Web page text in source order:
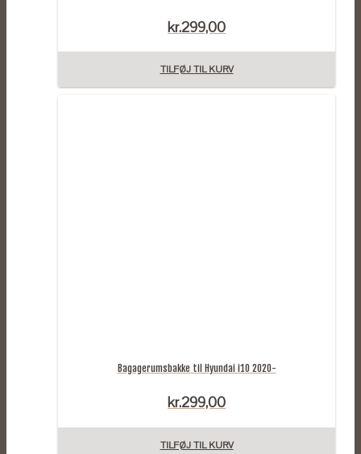
kr.299,00
TILFØJ TIL KURV
Bagagerumsbakke til Hyundai i10 2020-
kr.299,00
TILFØJ TIL KURV